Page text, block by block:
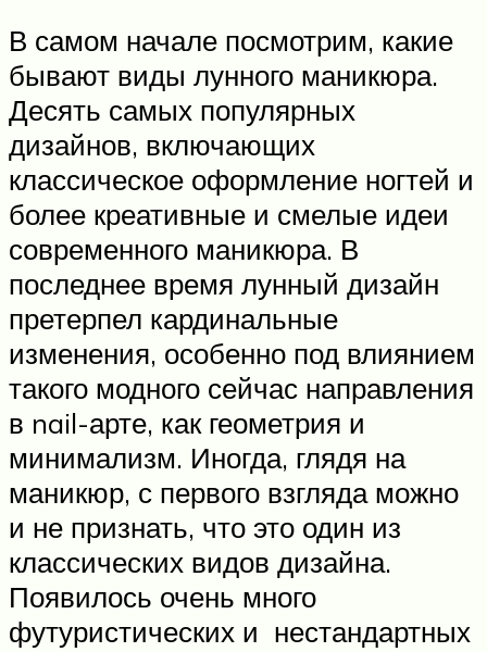
В самом начале посмотрим, какие
бывают виды лунного маникюра.
Десять самых популярных
дизайнов, включающих
классическое оформление ногтей и
более креативные и смелые идеи
современного маникюра. В
последнее время лунный дизайн
претерпел кардинальные
изменения, особенно под влиянием
такого модного сейчас направления
в nail-арте, как геометрия и
минимализм. Иногда, глядя на
маникюр, с первого взгляда можно
и не признать, что это один из
классических видов дизайна.
Появилось очень много
футуристических и нестандартных